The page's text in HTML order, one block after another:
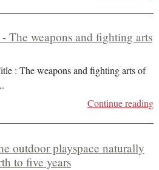
The weapons and fighting arts
: The weapons and fighting arts of
Continue reading
outdoor playspace naturally
to five years